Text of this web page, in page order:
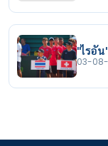
"ไรอั
03-